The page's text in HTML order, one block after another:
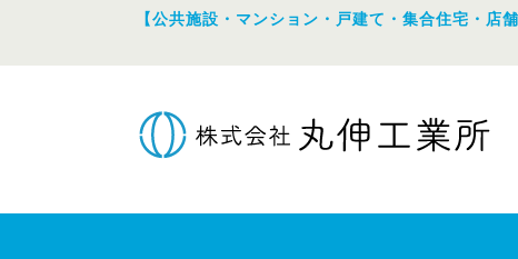
【公共施設・マンション・戸建て・集合住宅・店